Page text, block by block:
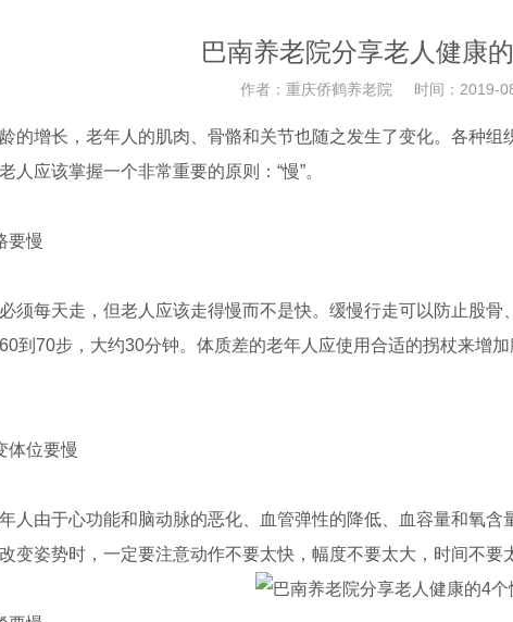
巴南养老院分享老人健康
作者：重庆侨鹤养老院 时间：2019-
增长，老年人的肌肉、骨骼和关节也随之发生了变化。各种组
人应该掌握一个非常重要的原则：“慢”。
慢
每天走，但老人应该走得慢而不是快。缓慢行走可以防止股骨
到70步，大约30分钟。体质差的老年人应使用合适的拐杖来增
位要慢
由于心功能和脑动脉的恶化、血管弹性的降低、血容量和氧含
变姿势时，一定要注意动作不要太快，幅度不要太大，时间不要